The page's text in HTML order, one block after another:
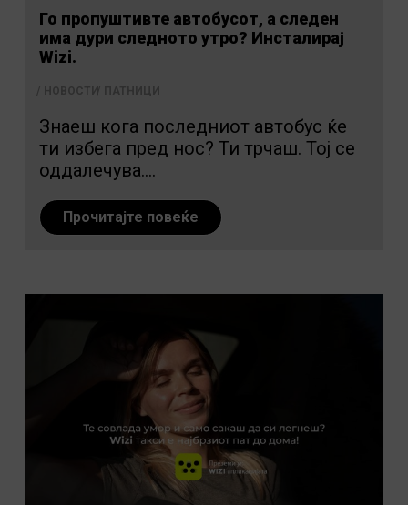
Го пропуштивте автобусот, а следен
има дури следното утро? Инсталирај
Wizi.
Знаеш кога последниот автобус ќе
ти избега пред нос? Ти трчаш. Тој се
оддалечува....
Прочитајте повеќе